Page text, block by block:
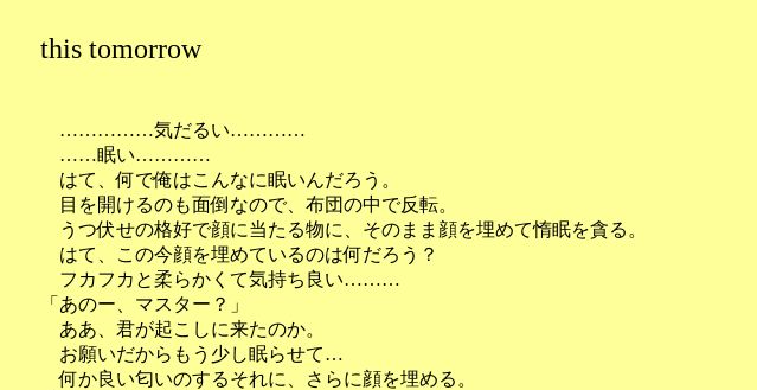
this tomorrow
……………気だるい…………
……眠い…………
はて、何で俺はこんなに眠いんだろう。
目を開けるのも面倒なので、布団の中で反転。
うつ伏せの格好で顔に当たる物に、そのまま顔を埋めて惰眠を貪る。
はて、この今顔を埋めているのは何だろう？
フカフカと柔らかくて気持ち良い………
「あのー、マスター？」
ああ、君が起こしに来たのか。
お願いだからもう少し眠らせて…
何か良い匂いのするそれに、さらに顔を埋める。